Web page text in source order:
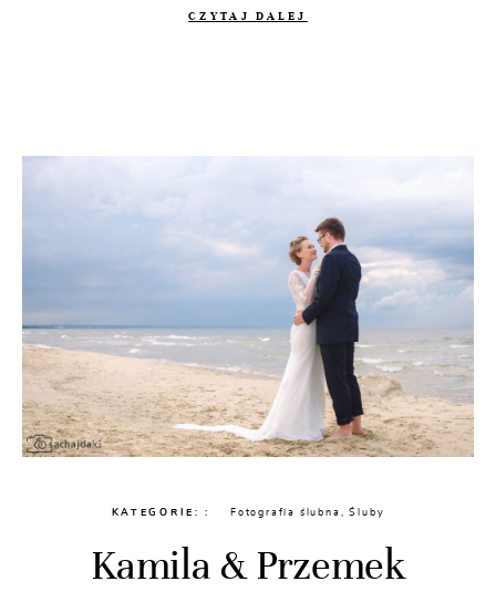
CZYTAJ DALEJ
KATEGORIE: Fotografia ślubna,Śluby
Kamila & Przemek